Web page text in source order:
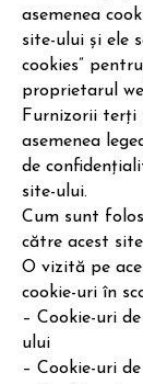
asemenea
site-ului și ele
cookies”
proprietarul
Furnizorii terți
asemenea
de
site-ului.
Cum sunt
către acest
O vizită pe
cookie-uri în
– Cookie-uri
ului
– Cookie-uri